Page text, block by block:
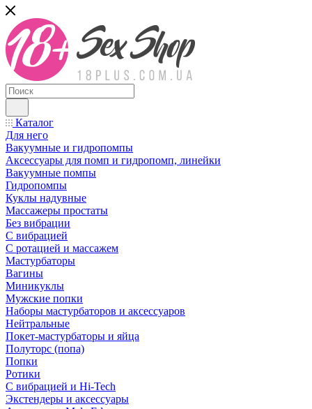
Каталог
Для него
Вакуумные и гидропомпы
Аксессуары для помп и гидропомп, линейки
Вакуумные помпы
Гидропомпы
Куклы надувные
Массажеры простаты
Без вибрации
С вибрацией
С ротацией и массажем
Мастурбаторы
Вагины
Миникуклы
Мужские попки
Наборы мастурбаторов и аксессуаров
Нейтральные
Покет-мастурбаторы и яйца
Полуторс (попа)
Попки
Ротики
С вибрацией и Hi-Tech
Экстендеры и аксессуары